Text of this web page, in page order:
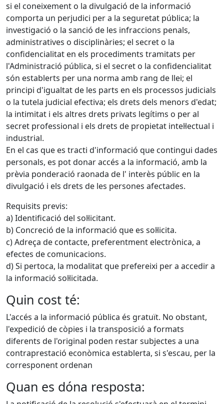
si el coneixement o la divulgació de la informació
comporta un perjudici per a la seguretat pública; la
investigació o la sanció de les infraccions penals,
administratives o disciplinàries; el secret o la
confidencialitat en els procediments tramitats per
l'Administració pública, si el secret o la confidencialitat
són establerts per una norma amb rang de llei; el
principi d'igualtat de les parts en els processos judicials
o la tutela judicial efectiva; els drets dels menors d'edat;
la intimitat i els altres drets privats legítims o per al
secret professional i els drets de propietat intel·lectual i
industrial.
En el cas que es tracti d'informació que contingui dades
personals, es pot donar accés a la informació, amb la
prèvia ponderació raonada de l' interès públic en la
divulgació i els drets de les persones afectades.
Requisits previs:
a) Identificació del sol·licitant.
b) Concreció de la informació que es sol·licita.
c) Adreça de contacte, preferentment electrònica, a
efectes de comunicacions.
d) Si pertoca, la modalitat que prefereixi per a accedir a
la informació sol·licitada.
Quin cost té:
L'accés a la informació pública és gratuït. No obstant,
l'expedició de còpies i la transposició a formats
diferents de l'original poden restar subjectes a una
contraprestació econòmica establerta, si s'escau, per la
corresponent ordenan
Quan es dóna resposta: